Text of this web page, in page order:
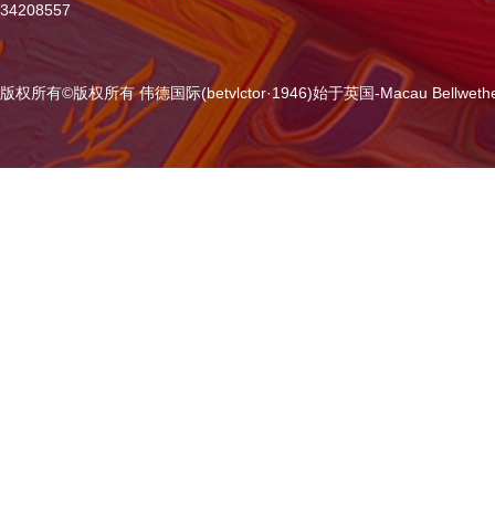
34208557
版权所有©版权所有 伟德国际(betvlctor·1946)始于英国-Macau